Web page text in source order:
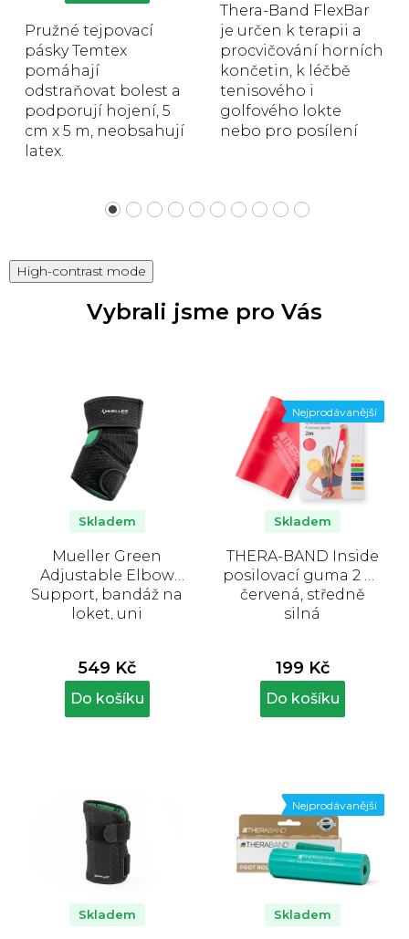
High-contrast mode
Vybrali jsme pro Vás
Mueller Green
Adjustable Elbow
Support, bandáž na
loket, uni
Skladem
549 Kč
Do košíku
Nejprodávanější
THERA-BAND Inside
posilovací guma 2 m,
červená, středně
silná
Skladem
199 Kč
Do košíku
Skladem
Nejprodávanější
Skladem
Pružné tejpovací
pásky Temtex
pomáhají
odstraňovat bolest a
podporují hojení, 5
cm x 5 m, neobsahují
latex.
hvězdiček.
Thera-Band FlexBar
je určen k terapii a
procvičování horních
končetin, k léčbě
tenisového i
golfového lokte
nebo pro posílení